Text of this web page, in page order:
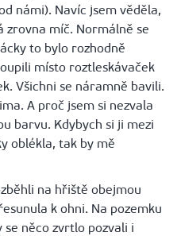
námi). Navíc jsem věděla,
zrovna míč. Normálně se
to bylo rozhodně
místo roztleskávaček
Všichni se náramně bavili.
A proč jsem si nezvala
barvu. Kdybych si ji mezi
oblékla, tak by mě
na hřiště obejmou
k ohni. Na pozemku
něco zvrtlo pozvali i